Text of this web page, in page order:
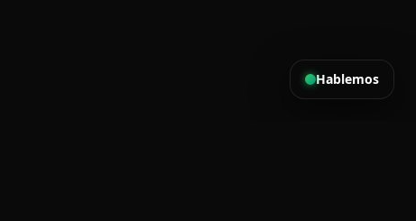
Hablemos